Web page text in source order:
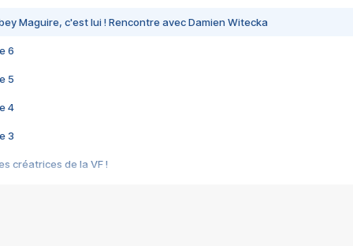
Maguire, c'est lui ! Rencontre avec Damien Witecka
6
5
4
3
créatrices de la VF !